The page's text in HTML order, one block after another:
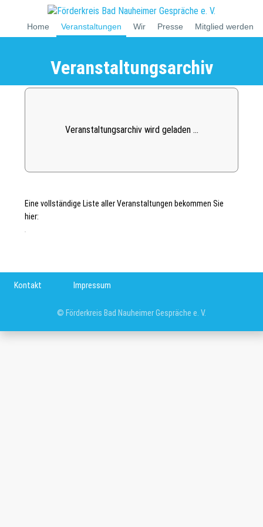
Home Veranstaltungen Wir Presse Mitglied werden
Veranstaltungsarchiv
Veranstaltungsarchiv wird geladen …
Eine vollständige Liste aller Veranstaltungen bekommen Sie
hier:
Kontakt Impressum
© Förderkreis Bad Nauheimer Gespräche e. V.